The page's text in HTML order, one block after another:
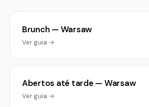
Brunch — Warsaw
Ver guia →
Abertos até tarde — Warsaw
Ver guia →